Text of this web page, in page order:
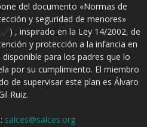
del documento «Normas de
y seguridad de menores»
) , inspirado en la Ley 14/2002, de
y protección a la infancia en
para los padres que lo
por su cumplimiento. El miembro
de supervisar este plan es Álvaro
Ruiz.
salces@salces.org